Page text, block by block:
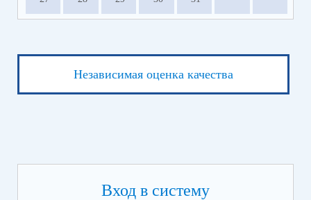
Независимая оценка качества
Вход в систему